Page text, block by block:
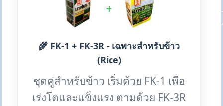
+
🌾 FK-1 + FK-3R - เฉพาะสำหรับข้าว
(Rice)
ชุดคู่สำหรับข้าว เริ่มด้วย FK-1 เพื่อ
เร่งโตและแข็งแรง ตามด้วย FK-3R